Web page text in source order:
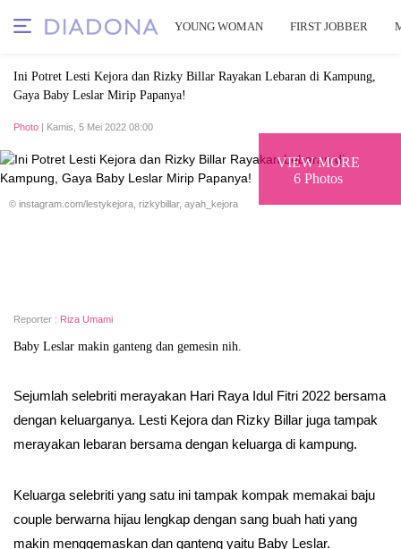
YOUNG WOMAN FIRST JOBBER
Ini Potret Lesti Kejora dan Rizky Billar Rayakan Lebaran di Kampung,
Gaya Baby Leslar Mirip Papanya!
Photo | Kamis, 5 Mei 2022 08:00
VIEW MORE
6 Photos
© instagram.com/lestykejora, rizkybillar, ayah_kejora
Reporter : Riza Umami
Baby Leslar makin ganteng dan gemesin nih.
Sejumlah selebriti merayakan Hari Raya Idul Fitri 2022 bersama
dengan keluarganya. Lesti Kejora dan Rizky Billar juga tampak
merayakan lebaran bersama dengan keluarga di kampung.
Keluarga selebriti yang satu ini tampak kompak memakai baju
couple berwarna hijau lengkap dengan sang buah hati yang
makin menggemaskan dan ganteng yaitu Baby Leslar.